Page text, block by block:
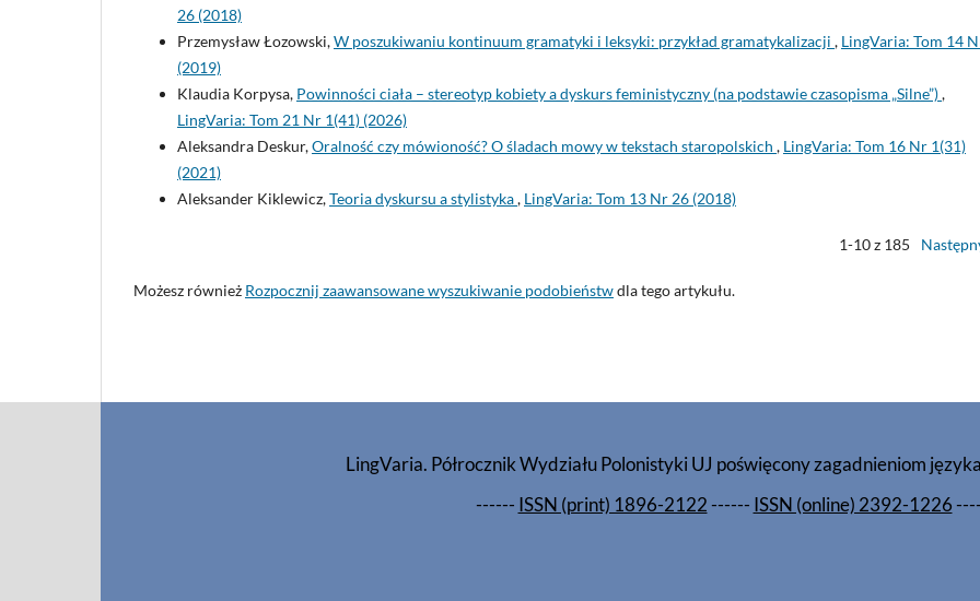
26 (2018)
Przemysław Łozowski,W poszukiwaniu kontinuum gramatyki i leksyki: przykład gramatykalizacji , LingVaria: Tom 14
(2019)
Klaudia Korpysa, Powinności ciała – stereotyp kobiety a dyskurs feministyczny (na podstawie czasopisma „Silne”),
LingVaria: Tom 21 Nr 1(41) (2026)
Aleksandra Deskur,Oralność czy mówioność? O śladach mowy w tekstach staropolskich , LingVaria: Tom 16 Nr 1(31)
(2021)
Aleksander Kiklewicz,Teoria dyskursu a stylistyka, LingVaria: Tom 13 Nr 26 (2018)
1-10 z 185
Możesz również Rozpocznij zaawansowane wyszukiwanie podobieństwdla tego artykułu.
LingVaria. Półrocznik Wydziału Polonistyki UJ poświęcony zagadnieniom
------ ISSN (print) 1896-2122------ ISSN (online) 2392-1226